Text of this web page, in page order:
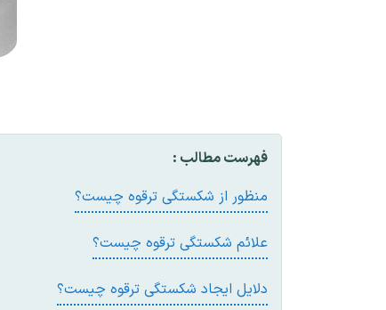
فهرست مطالب :
منظور از شکستگی ترقوه چيست؟
علائم شکستگی ترقوه چيست؟
دلايل ايجاد شکستگی ترقوه چيست؟